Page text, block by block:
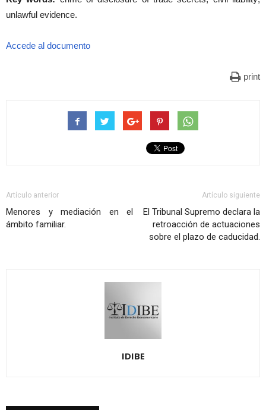
unlawful evidence.
Accede al documento
print
Artículo anterior
Menores y mediación en el
ámbito familiar.
Artículo siguiente
El Tribunal Supremo declara la
retroacción de actuaciones
sobre el plazo de caducidad.
IDIBE